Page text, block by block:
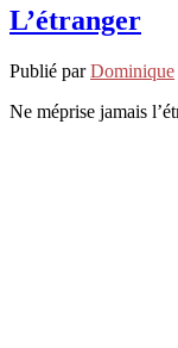
L’étranger
Publié parDominique
Ne méprise jamais